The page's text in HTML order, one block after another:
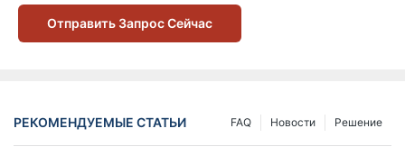
Отправить Запрос Сейчас
РЕКОМЕНДУЕМЫЕ СТАТЬИ Решение
Новости
FAQ